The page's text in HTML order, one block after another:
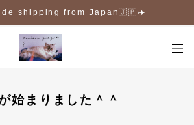
shipping from Japan🇯🇵✈️
始まりました＾＾